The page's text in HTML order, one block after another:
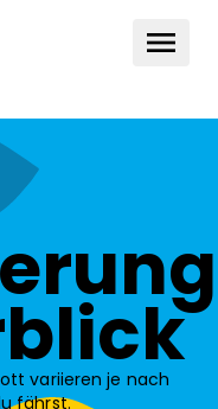
variieren je nach
fährst.